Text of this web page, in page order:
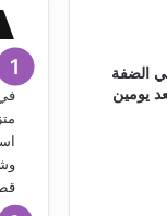
الضفة
يومين